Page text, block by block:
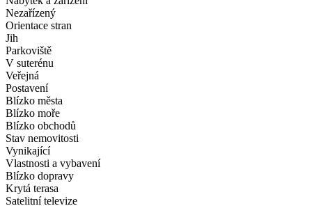
Nezařízený
Orientace stran
Jih
Parkoviště
V suterénu
Veřejná
Postavení
Blízko města
Blízko moře
Blízko obchodů
Stav nemovitosti
Vynikající
Vlastnosti a vybavení
Blízko dopravy
Krytá terasa
Satelitní televize